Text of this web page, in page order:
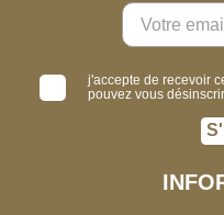
j'accepte de recevoir
pouvez vous